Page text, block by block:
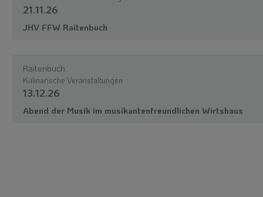
21.11.26
JHV FFW Raitenbuch
Raitenbuch
Kulinarische Veranstaltungen
13.12.26
Abend der Musik im musikantenfreundlichen Wirtshaus